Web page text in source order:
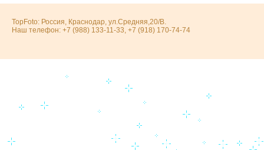
TopFoto: Россия, Краснодар, ул.Средняя,20/В.
Наш телефон: +7 (988) 133-11-33, +7 (918) 170-74-74